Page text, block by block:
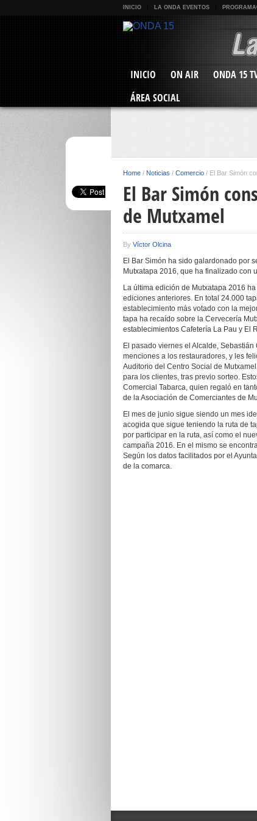
INICIO LA ONDA EVENTOS
INICIO ON AIR ONDA 15
ÁREA SOCIAL
Home / Noticias / Comercio / El Bar Simón
El Bar Simón
de Mutxamel
By Víctor Olcina
El Bar Simón ha sido galardonado por
Mutxatapa 2016, que ha finalizado con
La última edición de Mutxatapa 2016
ediciones anteriores. En total 24.000
establecimiento más votado con la
tapa ha recaído sobre la Cervecería
establecimientos Cafetería La Pau y El
El pasado viernes el Alcalde,
menciones a los restauradores, y les
Auditorio del Centro Social de
para los clientes, tras previo sorteo.
Comercial Tabarca, quien regaló en
de la Asociación de Comerciantes de
El mes de junio sigue siendo un mes
acogida que sigue teniendo la ruta de
por participar en la ruta, así como el
campaña 2016. En el mismo se
Según los datos facilitados por el
de la comarca.